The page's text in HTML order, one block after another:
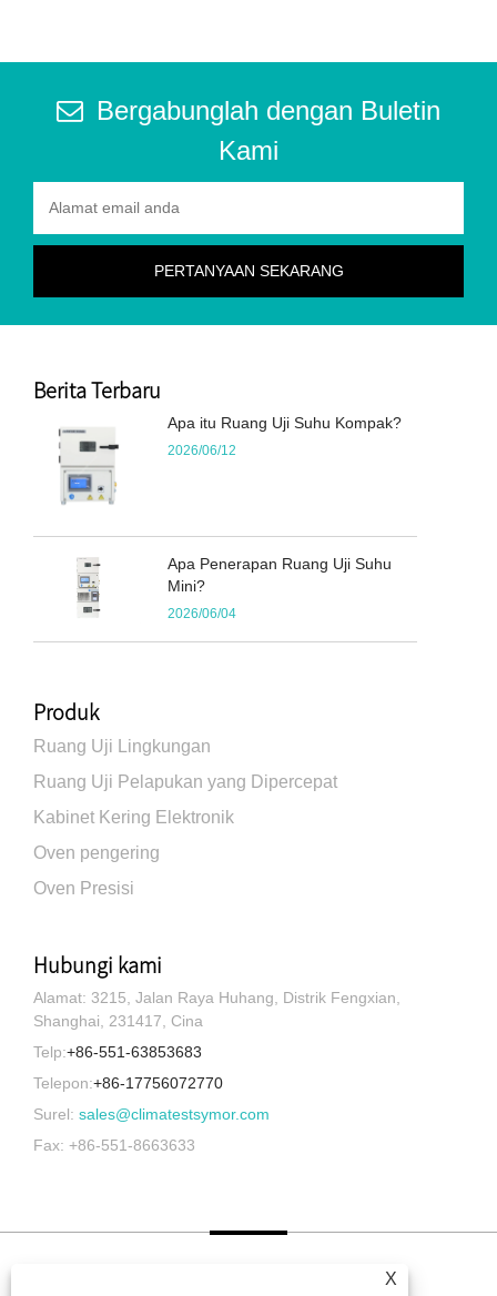
Bergabunglah dengan Buletin
Kami
Berita Terbaru
Apa itu Ruang Uji Suhu Kompak?
2026/06/12
Apa Penerapan Ruang Uji Suhu
Mini?
2026/06/04
Produk
Ruang Uji Lingkungan
Ruang Uji Pelapukan yang Dipercepat
Kabinet Kering Elektronik
Oven pengering
Oven Presisi
Hubungi kami
Alamat: 3215, Jalan Raya Huhang, Distrik Fengxian,
Shanghai, 231417, Cina
Telp:+86-551-63853683
Telepon:+86-17756072770
Surel: sales@climatestsymor.com
Fax: +86-551-8663633
X